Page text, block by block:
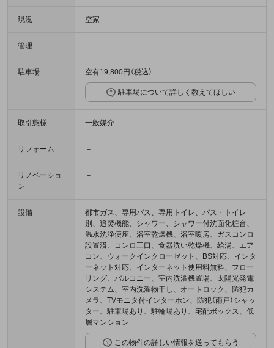
現況 空家
管理 －
駐車場 空有19,800円（税込）
駐車場について詳しく教えてほしい
取引態様 一般媒介
リフォーム －
リノベーショ
ン
－
設備
都市ガス、専用バス、専用トイレ、バス・トイレ
別、追焚機能、シャワー、シャワー付洗面化粧台、
温水洗浄便座、浴室乾燥機、浴室暖房、ガスコンロ
設置済、コンロ三口、食器洗い乾燥機、給湯、エア
コン、ウォークインクローゼット、BS対応、インタ
ーネット対応、インターネット使用料無料、フロー
リング、バルコニー、室内洗濯機置場、太陽光発電
システム、室内洗濯物干し、オートロック、防犯カ
メラ、TVモニタ付インターホン、防犯（雨戸）シャッ
ター、駐車場あり、駐輪場あり、宅配ボックス、低
層マンション
この物件の詳しい情報を送ってもらう